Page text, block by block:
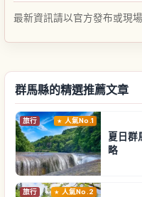
最新資訊請以官方發布或現
群馬縣的精選推薦文章
旅行 人氣No.1
夏日群
略
旅行 人氣No.2